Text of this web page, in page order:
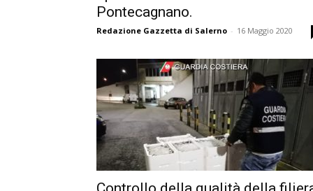
Pontecagnano.
Redazione Gazzetta di Salerno - 16 Maggio 2020